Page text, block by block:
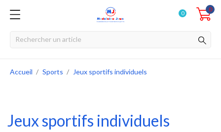
0
0
Accueil Sports Jeux sportifs individuels
Jeux sportifs individuels